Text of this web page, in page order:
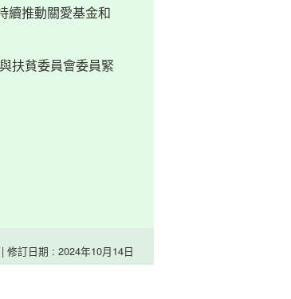
續推動關愛基金和
扶貧委員會委員緊
| 修訂日期 : 2024年10月14日